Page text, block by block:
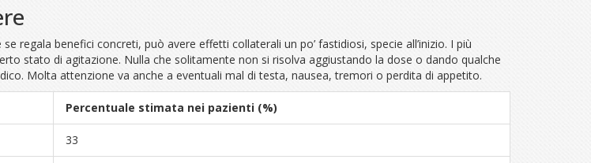
regala benefici concreti, può avere effetti collaterali un po’ fastidiosi, specie all’inizio. I più
stato di agitazione. Nulla che solitamente non si risolva aggiustando la dose o dando qualche
Molta attenzione va anche a eventuali mal di testa, nausea, tremori o perdita di appetito.
Percentuale stimata nei pazienti (%)
33